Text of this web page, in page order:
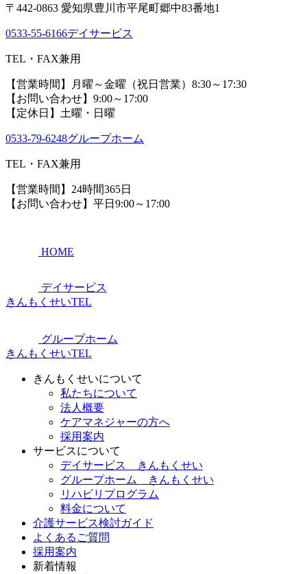
〒442-0863 愛知県豊川市平尾町郷中83番地1
0533-55-6166デイサービス
TEL・FAX兼用
【営業時間】月曜～金曜（祝日営業）8:30～17:30
【お問い合わせ】9:00～17:00
【定休日】土曜・日曜
0533-79-6248グループホーム
TEL・FAX兼用
【営業時間】24時間365日
【お問い合わせ】平日9:00～17:00
HOME
デイサービス
きんもくせいTEL
グループホーム
きんもくせいTEL
きんもくせいについて
私たちについて
法人概要
ケアマネジャーの方へ
採用案内
サービスについて
デイサービス きんもくせい
グループホーム きんもくせい
リハビリプログラム
料金について
介護サービス検討ガイド
よくあるご質問
採用案内
新着情報